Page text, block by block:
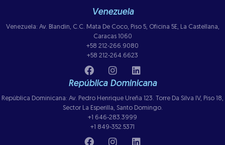
Venezuela
Venezuela: Av. Blandin, C.C. Mata De Coco, Piso 5, Oficina 5E, La Castellana,
Caracas 1060
+58 212-266.9080
+58 212-264.6623
República Dominicana
República Dominicana: Av. Pedro Henrique Ureña 123. Torre Da Silva IV, Piso 18,
Sector La Esperilla, Santo Domingo.
+1 646-283.3999
+1 849-352.5371